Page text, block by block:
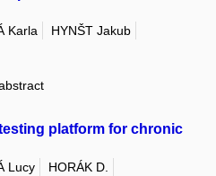
Karla
HYNŠT Jakub
platform for chronic
Lucy
HORÁK D.